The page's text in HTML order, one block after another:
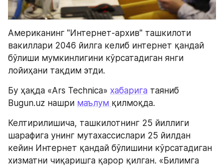
Американинг "Интернет-архив" ташкилоти
вакиллари 2046 йилга келиб интернет қандай
бўлиши мумкинлигини кўрсатадиган янги
лойиҳани тақдим этди.
Бу ҳақда «Ars Technica» хабарига таяниб
Bugun.uz нашри маълум қилмоқда.
Келтирилишича, ташкилотнинг 25 йиллиги
шарафига унинг мутахассислари 25 йилдан
кейин Интернет қандай бўлишини кўрсатадиган
хизматни чиқаришга қарор қилган. «Билимга